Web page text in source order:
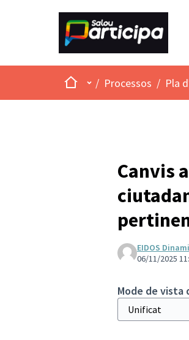
Inici Menú principal
/ Processos / Pla
Canvis
EIDOS
06/11/2025
Mode de vista